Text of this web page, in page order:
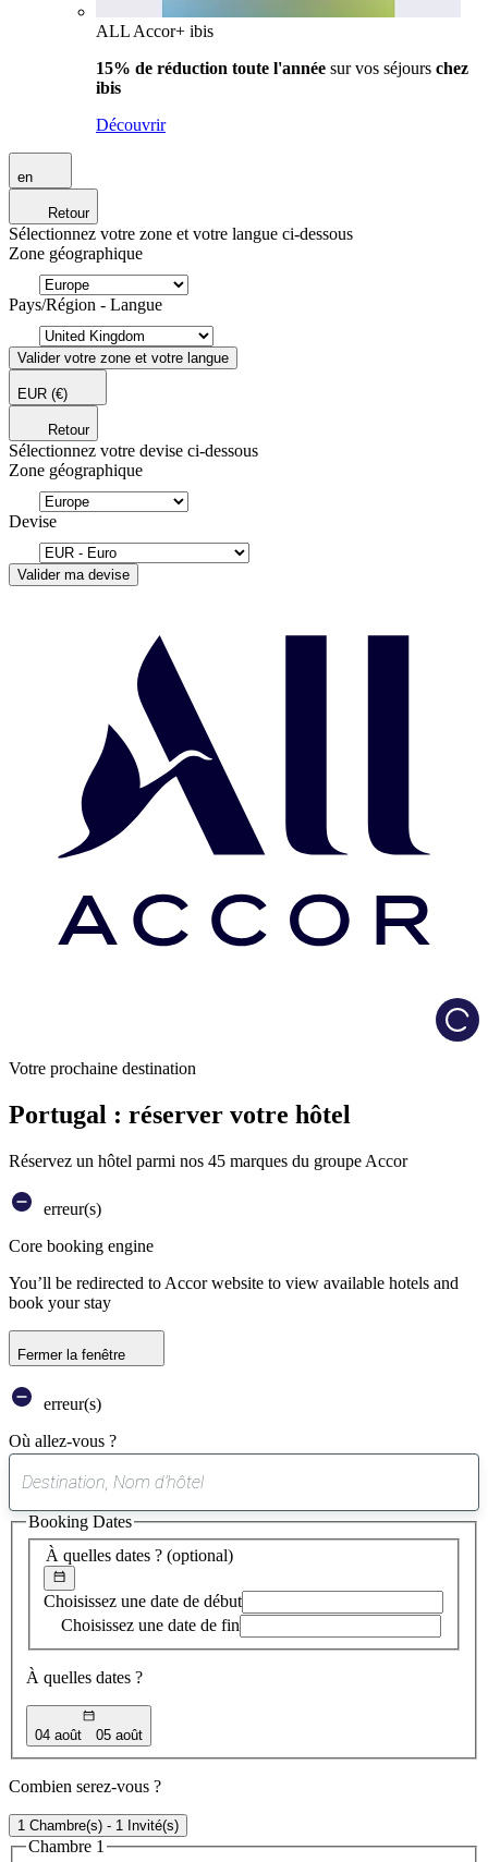
ALL Accor+ ibis
15% de réduction toute l'année sur vos séjours chez
ibis
Découvrir
en
Retour
Sélectionnez votre zone et votre langue ci-dessous
Zone géographique
Pays/Région - Langue
Valider votre zone et votre langue
EUR (€)
Retour
Sélectionnez votre devise ci-dessous
Zone géographique
Devise
Valider ma devise
Votre prochaine destination
Portugal : réserver votre hôtel
Réservez un hôtel parmi nos 45 marques du groupe Accor
erreur(s)
Core booking engine
You’ll be redirected to Accor website to view available hotels and
book your stay
Fermer la fenêtre
erreur(s)
Où allez-vous ?
suggestion
trouvée
À quelles dates ? (optional)
Choisissez une date de début
Choisissez une date de fin
À quelles dates ?
04 août 05 août
Booking Dates
Combien serez-vous ?
1 Chambre(s) - 1 Invité(s)
Chambre 1